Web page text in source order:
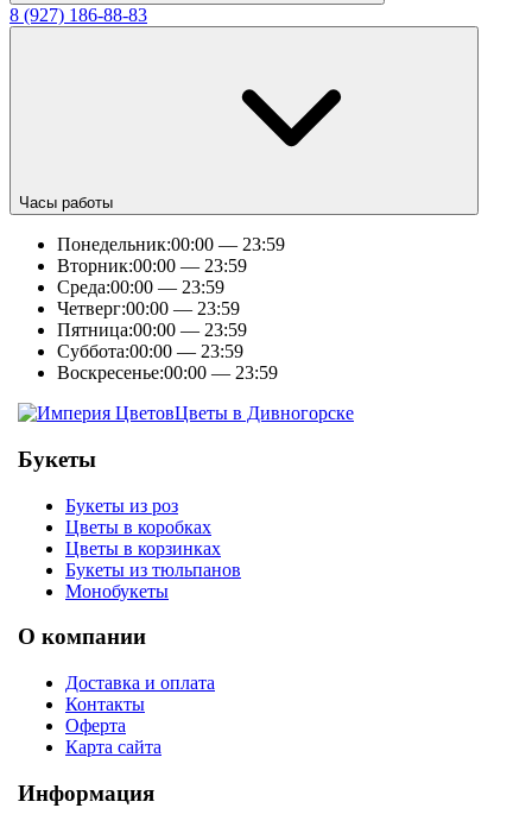
8 (927) 186-88-83
Часы работы
Понедельник:00:00 — 23:59
Вторник:00:00 — 23:59
Среда:00:00 — 23:59
Четверг:00:00 — 23:59
Пятница:00:00 — 23:59
Суббота:00:00 — 23:59
Воскресенье:00:00 — 23:59
Цветы в Дивногорске
Букеты
Букеты из роз
Цветы в коробках
Цветы в корзинках
Букеты из тюльпанов
Монобукеты
О компании
Доставка и оплата
Контакты
Оферта
Карта сайта
Информация